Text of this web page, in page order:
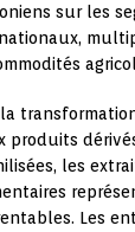
sur les
la
produits
les
Les